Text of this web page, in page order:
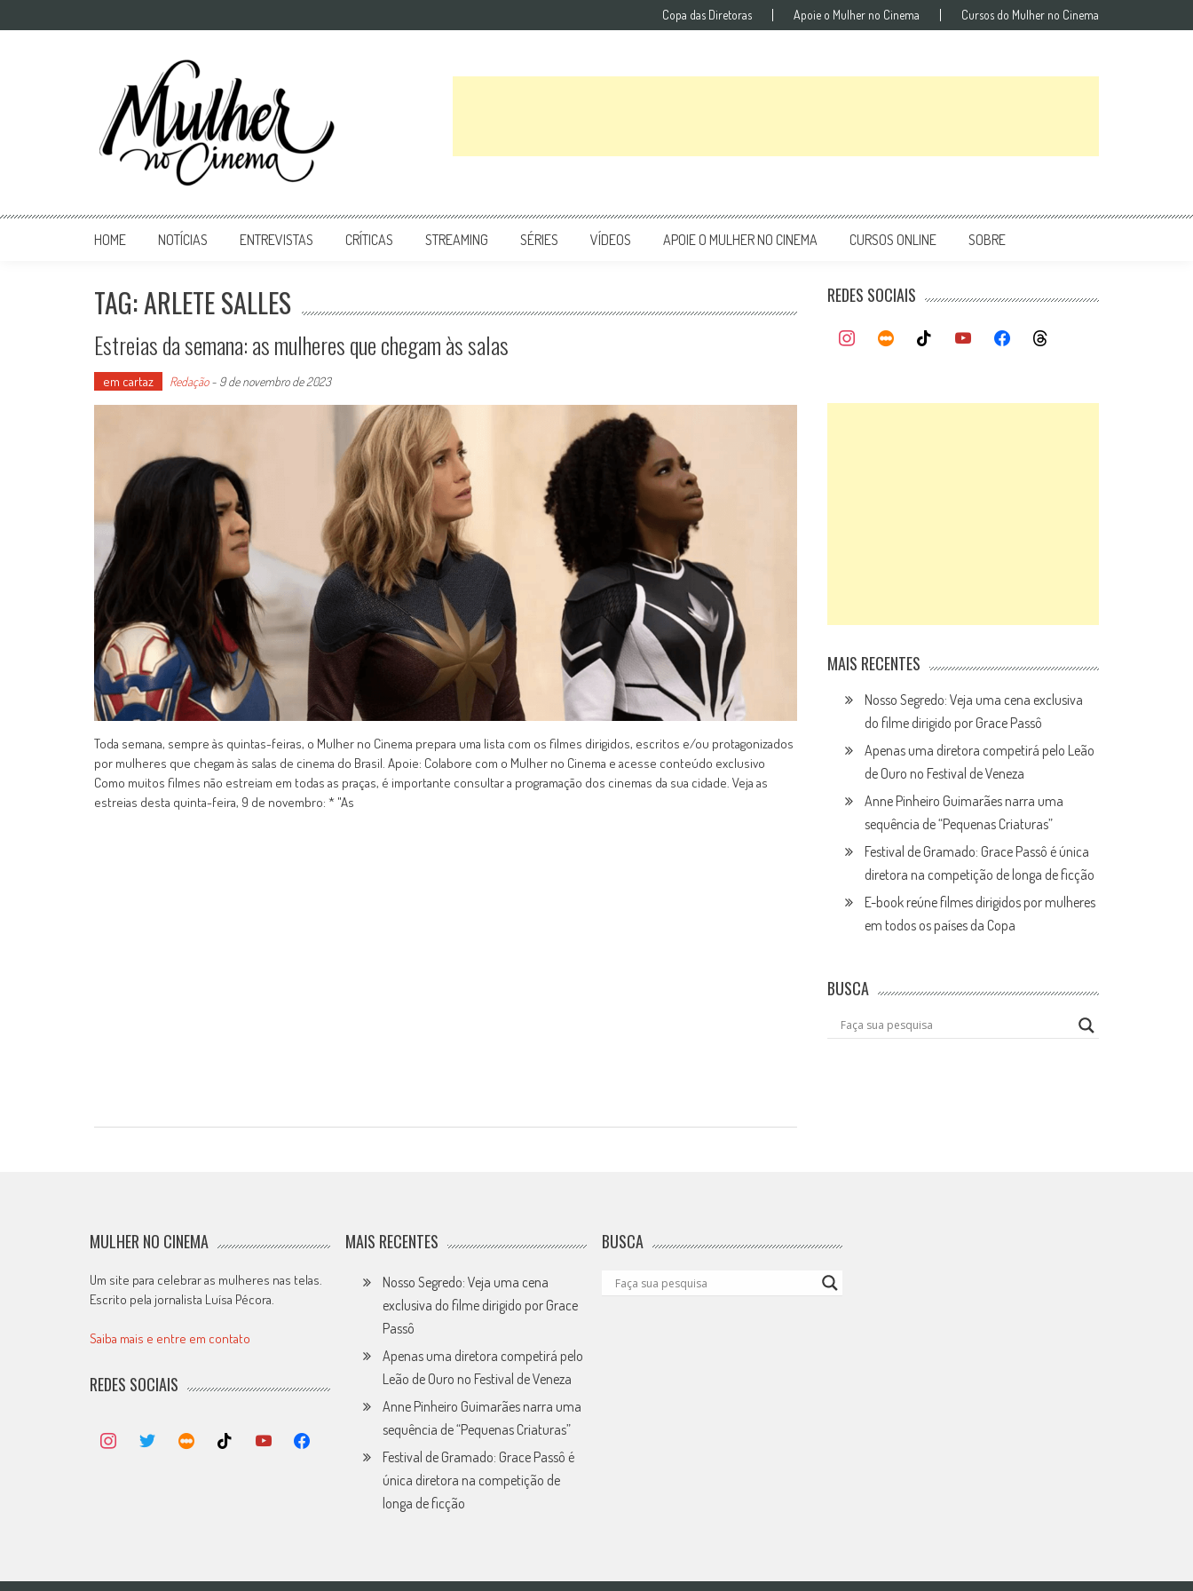
Copa das Diretoras Apoie o Mulher no Cinema Cursos do Mulher no Cinema
Mulher no Cinema
HOME NOTÍCIAS ENTREVISTAS CRÍTICAS STREAMING SÉRIES VÍDEOS APOIE O MULHER NO CINEMA CURSOS ONLINE SOBRE
TAG: ARLETE SALLES
Estreias da semana: as mulheres que chegam às salas
em cartaz Redação- 9 de novembro de 2023
Toda semana, sempre às quintas-feiras, o Mulher no Cinema prepara uma lista com os filmes dirigidos, escritos e/ou protagonizados
por mulheres que chegam às salas de cinema do Brasil. Apoie: Colabore com o Mulher no Cinema e acesse conteúdo exclusivo
Como muitos filmes não estreiam em todas as praças, é importante consultar a programação dos cinemas da sua cidade. Veja as
estreias desta quinta-feira, 9 de novembro: * "As
REDES SOCIAIS
MAIS RECENTES
Nosso Segredo: Veja uma cena exclusiva
do filme dirigido por Grace Passô
Apenas uma diretora competirá pelo Leão
de Ouro no Festival de Veneza
Anne Pinheiro Guimarães narra uma
sequência de “Pequenas Criaturas”
Festival de Gramado: Grace Passô é única
diretora na competição de longa de ficção
E-book reúne filmes dirigidos por mulheres
em todos os países da Copa
BUSCA
MULHER NO CINEMA
Um site para celebrar as mulheres nas telas.
Escrito pela jornalista Luísa Pécora.
Saiba mais e entre em contato
REDES SOCIAIS
MAIS RECENTES
Nosso Segredo: Veja uma cena
exclusiva do filme dirigido por Grace
Passô
Apenas uma diretora competirá pelo
Leão de Ouro no Festival de Veneza
Anne Pinheiro Guimarães narra uma
sequência de “Pequenas Criaturas”
Festival de Gramado: Grace Passô é
única diretora na competição de
longa de ficção
BUSCA